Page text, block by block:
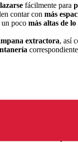
fácilmente para
contar con más
un poco más altas de
extractora, así